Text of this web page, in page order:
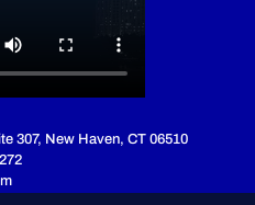
307, New Haven, CT 06510